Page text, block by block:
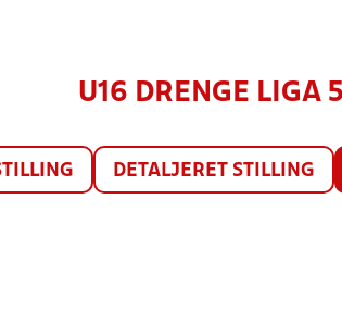
U16 DRENGE
DETALJERET STILLING